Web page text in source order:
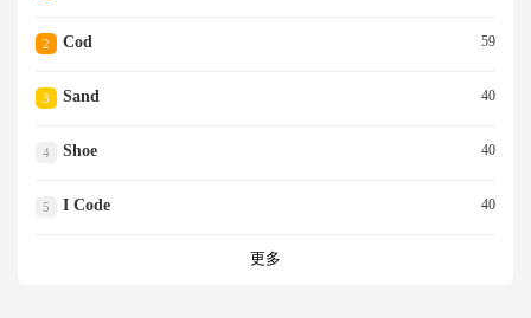
2 Cod 59
3 Sand 40
4 Shoe 40
5 I Code 40
更多